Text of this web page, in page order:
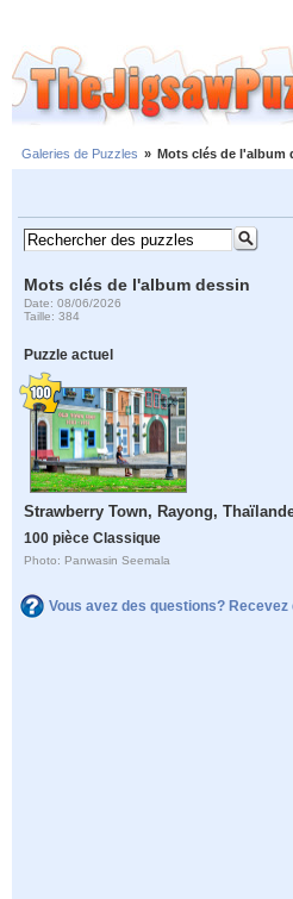
Galeries de Puzzles » Mots clés de l'album
Mots clés de l'album dessin
Date: 08/06/2026
Taille: 384
Puzzle actuel
Strawberry Town, Rayong,
100 pièce Classique
Photo: Panwasin Seemala
Vous avez des questions? Recevez